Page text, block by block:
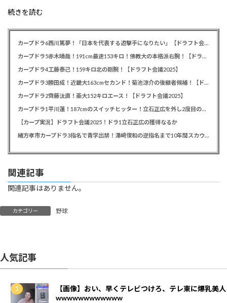
続きを読む
カープドラ6西川篤夢！「日本を代表する遊撃手になりたい」【ドラフト会議2025】
カープドラ5赤木晴哉！191cm最速153キロ！佛教大の本格派右腕！【ドラフト会議2025】
カープドラ4工藤泰己！159キロ北の剛腕！【ドラフト会議2025】
カープドラ3勝田成！近畿大163cmセカンド！菊池涼介の後継者候補！【ドラフト会議2025】
カープドラ2齊藤汰直！亜大152キロエース！【ドラフト会議2025】
カープドラ1平川蓮！187cmのスイッチヒッター！立石正広を外し2度目の重複も新井監督がクジを引き当てる！【ドラフト会議2025】
【カープ実況】ドラフト会議2025！ドラ1立石正広の獲得なるか
緒方孝市カープドラ3指名で青学出禁！澤﨑俊和の逆指名まで10年間スカウト出禁
関連記事
関連記事はありません。
カテゴリー 野球
人気記事
【画像】おい、早くテレビつけろ、テレ東に爆乳美人
wwwwwwwwwwww